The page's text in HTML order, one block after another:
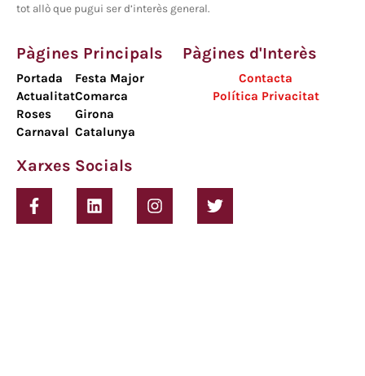
tot allò que pugui ser d’interès general.
Pàgines Principals
Portada
Actualitat
Roses
Carnaval
Festa Major
Comarca
Girona
Catalunya
Pàgines d'Interès
Contacta
Política Privacitat
Xarxes Socials